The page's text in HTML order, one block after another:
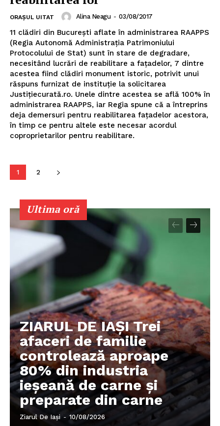
Un proiect
PRESShub
Despre noi / Echipa
Proiecte editoriale
Contact
ORAȘUL UITAT Alina Neagu - 03/08/2017
11 clădiri din București aflate în administrarea RAAPPS
(Regia Autonomă Administrația Patrimoniului
Protocolului de Stat) sunt în stare de degradare,
necesitând lucrări de reabilitare a fațadelor, 7 dintre
acestea fiind clădiri monument istoric, potrivit unui
răspuns furnizat de instituție la solicitarea
Justițiecurată.ro. Unele dintre acestea se află 100% în
administrarea RAAPPS, iar Regia spune că a întreprins
deja demersuri pentru reabilitarea fațadelor acestora,
în timp ce pentru altele este necesar acordul
coproprietarilor pentru reabilitare.
1 2
Ultima oră
ZIARUL DE IAȘI Trei
afaceri de familie
controlează aproape
80% din industria
ieșeană de carne și
preparate din carne
Ziarul De Iași - 10/08/2026